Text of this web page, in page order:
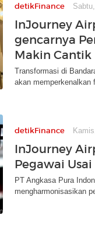
detikFinance
InJourney
gencarnya
Makin Cantik
Transformasi di
akan memperkenalkan
detikFinance
InJourney
Pegawai
PT Angkasa Pura
mengharmonisasikan